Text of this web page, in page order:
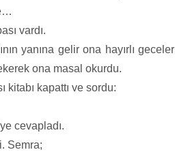
vardı.
yanına gelir ona hayırlı geceler
ona masal okurdu.
kapattı ve sordu:
cevapladı.
Semra;